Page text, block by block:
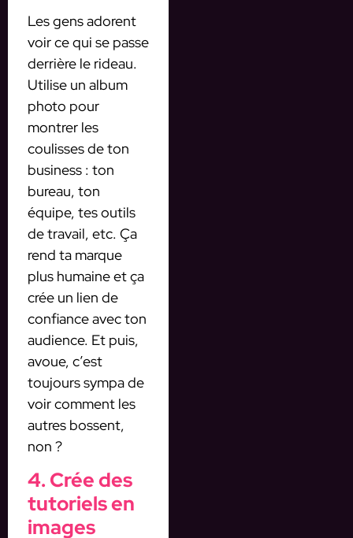
Les gens adorent
voir ce qui se passe
derrière le rideau.
Utilise un album
photo pour
montrer les
coulisses de ton
business : ton
bureau, ton
équipe, tes outils
de travail, etc. Ça
rend ta marque
plus humaine et ça
crée un lien de
confiance avec ton
audience. Et puis,
avoue, c’est
toujours sympa de
voir comment les
autres bossent,
non ?
4. Crée des
tutoriels en
images